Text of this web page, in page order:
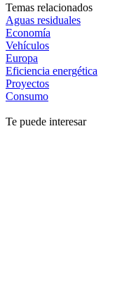
Temas relacionados
Aguas residuales
Economía
Vehículos
Europa
Eficiencia energética
Proyectos
Consumo
Te puede interesar